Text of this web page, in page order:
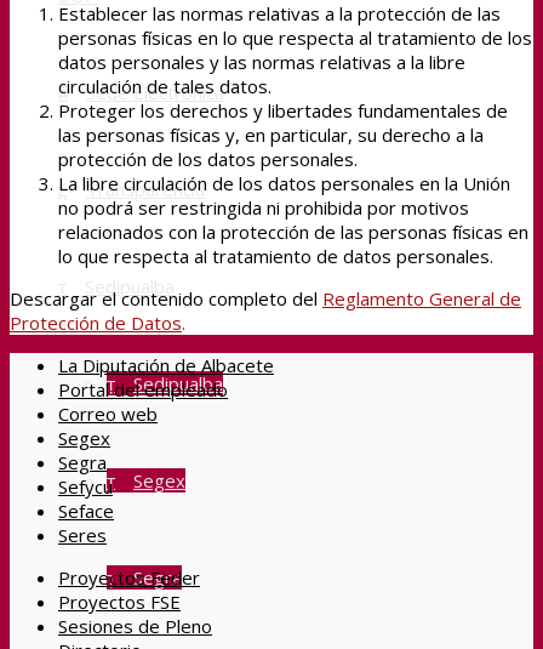
Sede Electrónica
Transparencia
Sedipualba
Sedipualba
Segex
Segra
Establecer las normas relativas a la protección de las
personas físicas en lo que respecta al tratamiento de los
datos personales y las normas relativas a la libre
circulación de tales datos.
Proteger los derechos y libertades fundamentales de
las personas físicas y, en particular, su derecho a la
protección de los datos personales.
La libre circulación de los datos personales en la Unión
no podrá ser restringida ni prohibida por motivos
relacionados con la protección de las personas físicas en
lo que respecta al tratamiento de datos personales.
Descargar el contenido completo del Reglamento General de
Protección de Datos.
La Diputación de Albacete
Portal del empleado
Correo web
Segex
Segra
Sefycu
Seface
Seres
Proyectos Feder
Proyectos FSE
Sesiones de Pleno